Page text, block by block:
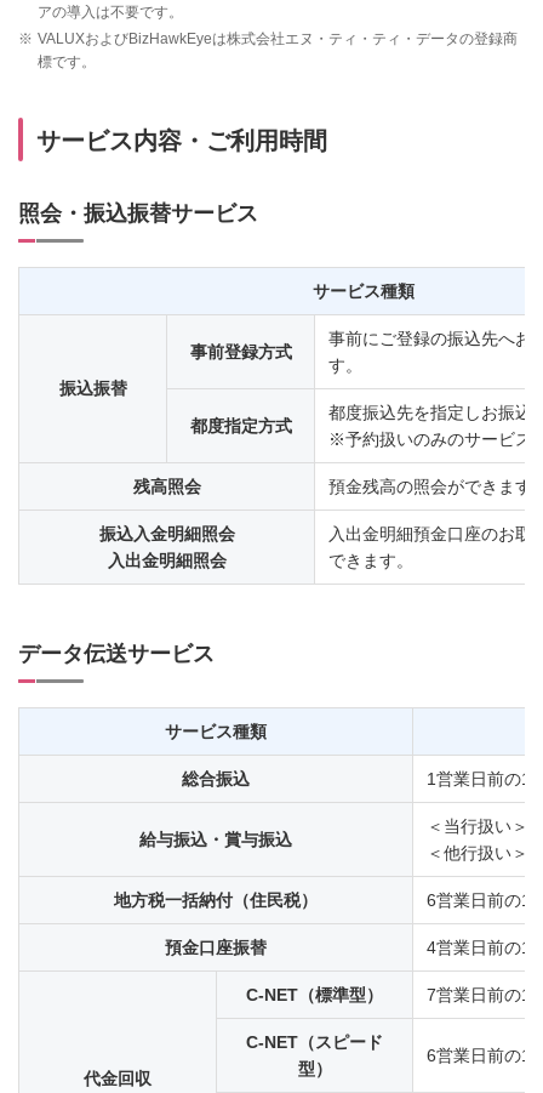
アの導入は不要です。
※ VALUXおよびBizHawkEyeは株式会社エヌ・ティ・ティ・データの登録商
標です。
サービス内容・ご利用時間
照会・振込振替サービス
サービス種類
振込振替
事前登録方式
事前にご登録の振込先へお
す。
都度指定方式
都度振込先を指定しお振込
※予約扱いのみのサービス
残高照会 預金残高の照会ができます
振込入金明細照会
入出金明細照会
入出金明細預金口座のお取
できます。
データ伝送サービス
サービス種類
総合振込 1営業日前の
給与振込・賞与振込
＜当行扱い＞
＜他行扱い＞
地方税一括納付（住民税） 6営業日前の
預金口座振替 4営業日前の
代金回収
C-NET（標準型） 7営業日前の
C-NET（スピード
型）
6営業日前の